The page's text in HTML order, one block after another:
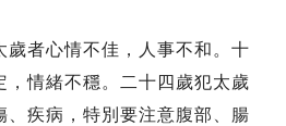
歲者心情不佳，人事不和。十
，情緒不穩。二十四歲犯太歲
、疾病，特別要注意腹部、腸